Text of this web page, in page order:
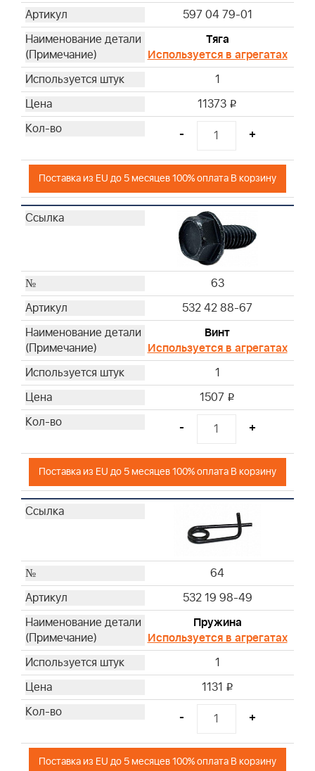
597 04 79-01
Тяга
Используется в агрегатах
1
11373 i
- +
Поставка из EU до 5 месяцев 100% оплата В корзину
63
532 42 88-67
Винт
Используется в агрегатах
1
1507 i
- +
Поставка из EU до 5 месяцев 100% оплата В корзину
64
532 19 98-49
Пружина
Используется в агрегатах
1
1131 i
- +
Поставка из EU до 5 месяцев 100% оплата В корзину